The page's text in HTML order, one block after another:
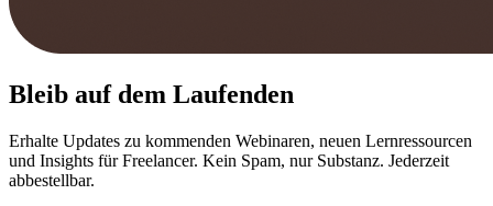
Bleib auf dem Laufenden
Erhalte Updates zu kommenden Webinaren, neuen Lernressourcen
und Insights für Freelancer. Kein Spam, nur Substanz. Jederzeit
abbestellbar.